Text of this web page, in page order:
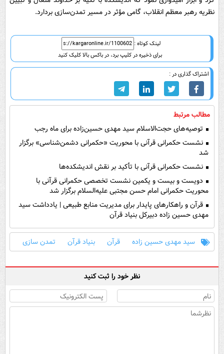
نظریه رهبر معظم انقلاب، گامی مؤثر در مسیر تمدن‌سازی بردارد.
لینک کوتاه :
برای ذخیره در کلیپ برد، در باکس بالا کلیک کنید
اشتراک گذاری در :
مطالب مرتبط
توصیه‌های حجت‌الاسلام سید مهدی حسین‌زاده برای ماه رجب
نشست حکمرانی قرآنی با محوریت «حکمرانی دشمن‌شناسی» برگزار
شد
نشست حکمرانی قرآنی با تأکید بر نقش اندیشکده‌ها
دویست و بیست و یکمین نشست تخصصی حکمرانی قرآنی با
محوریت حکمرانی امام حسن مجتبی علیه‌السلام برگزار شد
قرآن و راهکارهای پایدار برای مدیریت منابع طبیعی | یادداشت سید
مهدی حسین زاده دبیرکل بنیاد قرآن
سید مهدی حسین زاده قرآن بنیاد قرآن تمدن سازی
نظر خود را ثبت کنید